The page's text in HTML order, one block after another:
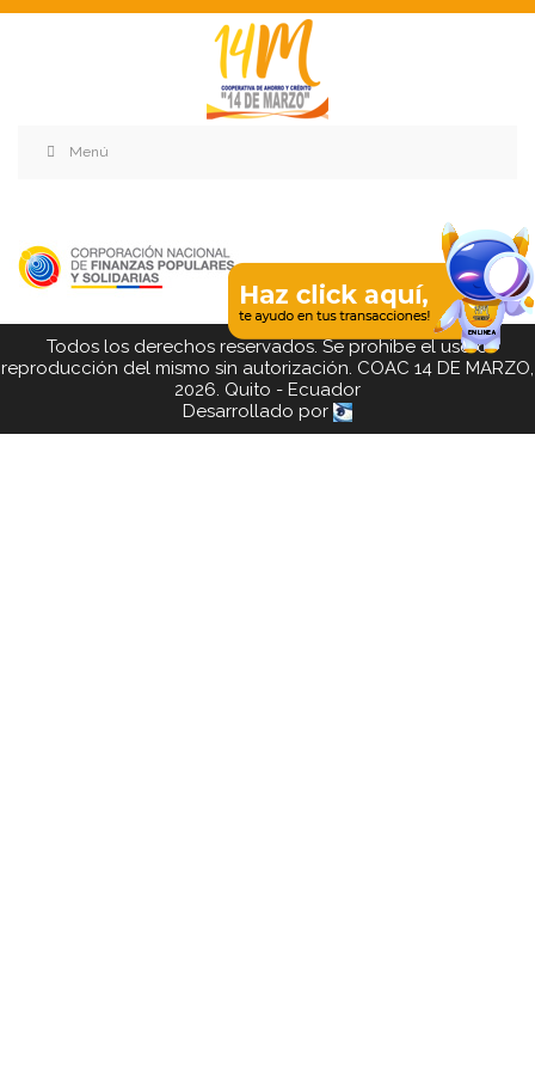
Menú
Todos los derechos reservados. Se prohibe el uso o
reproducción del mismo sin autorización. COAC 14 DE MARZO,
2026. Quito - Ecuador
Desarrollado por